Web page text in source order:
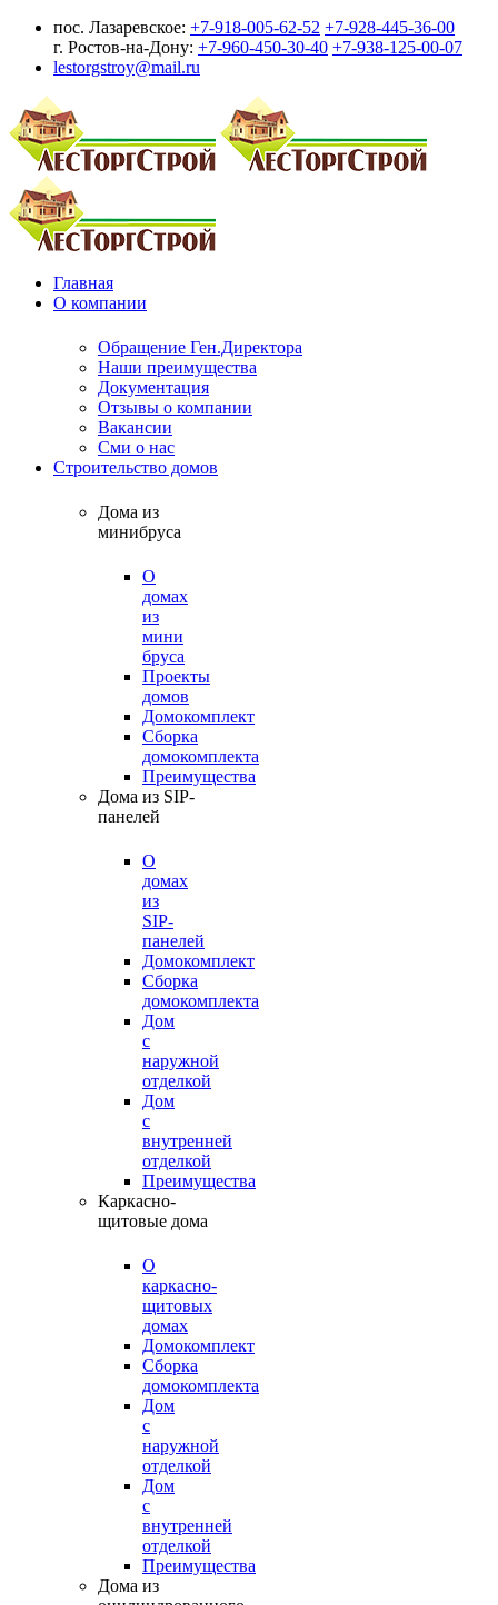
пос. Лазаревское: +7-918-005-62-52 +7-928-445-36-00
г. Ростов-на-Дону: +7-960-450-30-40 +7-938-125-00-07
lestorgstroy@mail.ru
Главная
О компании
Обращение Ген.Директора
Наши преимущества
Документация
Отзывы о компании
Вакансии
Сми о нас
Строительство домов
Дома из
минибруса
О
домах
из
мини
бруса
Проекты
домов
Домокомплект
Сборка
домокомплекта
Преимущества
Дома из SIP-
панелей
О
домах
из
SIP-
панелей
Домокомплект
Сборка
домокомплекта
Дом
с
наружной
отделкой
Дом
с
внутренней
отделкой
Преимущества
Каркасно-
щитовые дома
О
каркасно-
щитовых
домах
Домокомплект
Сборка
домокомплекта
Дом
с
наружной
отделкой
Дом
с
внутренней
отделкой
Преимущества
Дома из